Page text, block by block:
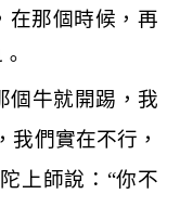
在那個時候，再
個牛就開踢，我
我們實在不行，
上師說：“你不